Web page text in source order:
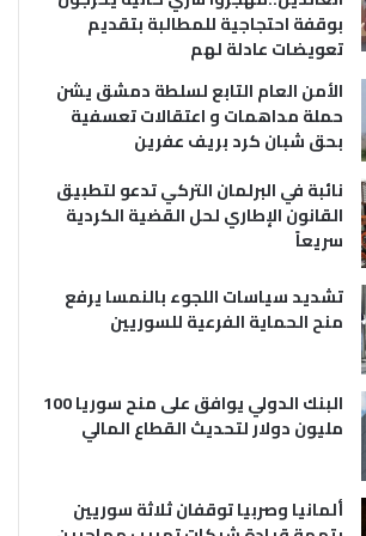
بوقفة احتجاجية للمطالبة بتقديم
تعويضات عادلة لهم
الأمن العام التابع لسلطة دمشق يشن
حملة مداهمات و اعتقالات تعسفية
بحق شبان كرد بريف عفرين
نائبة في البرلمان التركي تدعو لتطبيق
القانون الإطاري لحل القضية الكردية
سريعاً
تشديد سياسات اللجوء بالنمسا يرفع
منح الحماية الفرعية للسوريين
البنك الدولي يوافق على منح سوريا 100
مليون دولار لتحديث القطاع المالي
ألمانيا وصربيا توقفان ثلاثة سوريين